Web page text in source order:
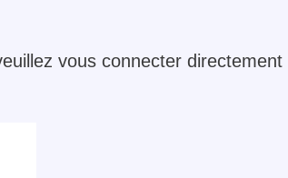
vous connecter directement